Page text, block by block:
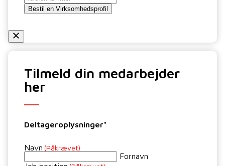
Bestil en Virksomhedsprofil
Tilmeld din medarbejder
her
Deltageroplysninger*
Navn (Påkrævet)
Fornavn